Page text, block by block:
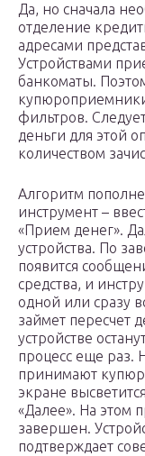
Да, но сначала
отделение
адресами
Устройствами
банкоматы.
фильтров.
деньги для этой
количеством
Алгоритм
инструмент –
«Прием денег».
устройства. По
появится
средства, и
одной или сразу
займет пересчет
устройстве
процесс еще раз.
принимают
экране
«Далее». На этом
завершен.
подтверждает